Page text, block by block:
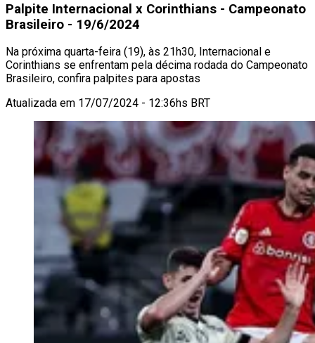
Palpite Internacional x Corinthians - Campeonato
Brasileiro - 19/6/2024
Na próxima quarta-feira (19), às 21h30, Internacional e
Corinthians se enfrentam pela décima rodada do Campeonato
Brasileiro, confira palpites para apostas
Atualizada em 17/07/2024 - 12:36hs BRT